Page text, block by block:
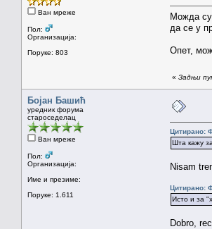
Ван мреже
Пол:
Организација:
Поруке: 803
Можда су
да се у
Опет,
« Задњи
Бојан Башић
уредник форума
староседелац
Ван мреже
Пол:
Организација:
Име и презиме:
Поруке: 1.611
Цитирано:
Шта кажу
Nisam
Цитирано:
Исто и за
Dobro,